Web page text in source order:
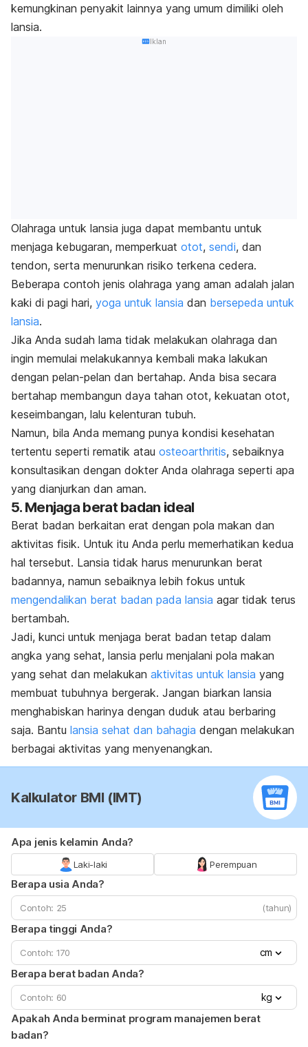
kemungkinan penyakit lainnya yang umum dimiliki oleh
lansia.
Iklan
Olahraga untuk lansia juga dapat membantu untuk
menjaga kebugaran, memperkuat otot, sendi, dan
tendon, serta menurunkan risiko terkena cedera.
Beberapa contoh jenis olahraga yang aman adalah jalan
kaki di pagi hari, yoga untuk lansia dan bersepeda untuk
lansia.
Jika Anda sudah lama tidak melakukan olahraga dan
ingin memulai melakukannya kembali maka lakukan
dengan pelan-pelan dan bertahap. Anda bisa secara
bertahap membangun daya tahan otot, kekuatan otot,
keseimbangan, lalu kelenturan tubuh.
Namun, bila Anda memang punya kondisi kesehatan
tertentu seperti rematik atau osteoarthritis, sebaiknya
konsultasikan dengan dokter Anda olahraga seperti apa
yang dianjurkan dan aman.
5. Menjaga berat badan ideal
Berat badan berkaitan erat dengan pola makan dan
aktivitas fisik. Untuk itu Anda perlu memerhatikan kedua
hal tersebut. Lansia tidak harus menurunkan berat
badannya, namun sebaiknya lebih fokus untuk
mengendalikan berat badan pada lansia agar tidak terus
bertambah.
Jadi, kunci untuk menjaga berat badan tetap dalam
angka yang sehat, lansia perlu menjalani pola makan
yang sehat dan melakukan aktivitas untuk lansia yang
membuat tubuhnya bergerak. Jangan biarkan lansia
menghabiskan harinya dengan duduk atau berbaring
saja. Bantu lansia sehat dan bahagia dengan melakukan
berbagai aktivitas yang menyenangkan.
Kalkulator BMI (IMT)
Apa jenis kelamin Anda?
Laki-laki Perempuan
Berapa usia Anda?
(tahun)
Berapa tinggi Anda?
cm
Berapa berat badan Anda?
kg
Apakah Anda berminat program manajemen berat
badan?